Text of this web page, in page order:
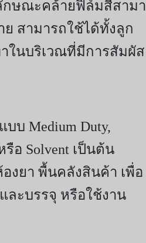
กษณะคล้ายฟิล์มสีสามา
ย สามารถใช้ได้ทั้งลูก
ในบริเวณที่มีการสัมผัส
บ Medium Duty,
อ Solvent เป็นต้น
งยา พื้นคลังสินค้า เพื่อ
ละบรรจุ หรือใช้งาน